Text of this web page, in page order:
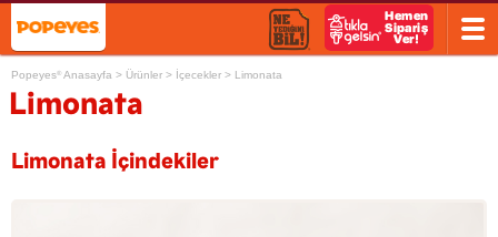
Popeyes® Anasayfa > Ürünler > İçecekler > Limonata
Limonata
Limonata İçindekiler